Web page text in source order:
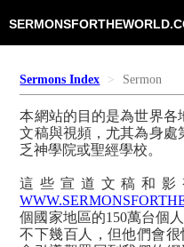
Sermons Index Sermon
本網站的目的是為世界各
文稿與視頻，尤其為身處
乏神學院或聖經學校。
這些宣道文稿和
個國家地區的150萬台個
不下幾百人，但他們會很